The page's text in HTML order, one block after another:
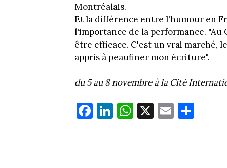
Montréalais.
Et la différence entre l'humour en
l'importance de la performance. "Au
être efficace. C'est un vrai marché,
appris à peaufiner mon écriture".
du 5 au 8 novembre à la Cité
Fa
ce
Li
nk
W
ha
X E
m